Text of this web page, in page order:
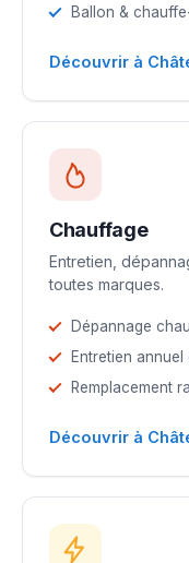
Ballon &
Découvrir à
Chauffage
Entretien,
toutes marques.
Dépannage
Entretien
Remplacement
Découvrir à